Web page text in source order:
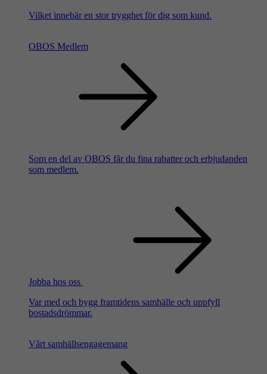
Vilket innebär en stor trygghet för dig som kund.
OBOS Medlem
Som en del av OBOS får du fina rabatter och erbjudanden
som medlem.
Jobba hos oss
Var med och bygg framtidens samhälle och uppfyll
bostadsdrömmar.
Vårt samhällsengagemang